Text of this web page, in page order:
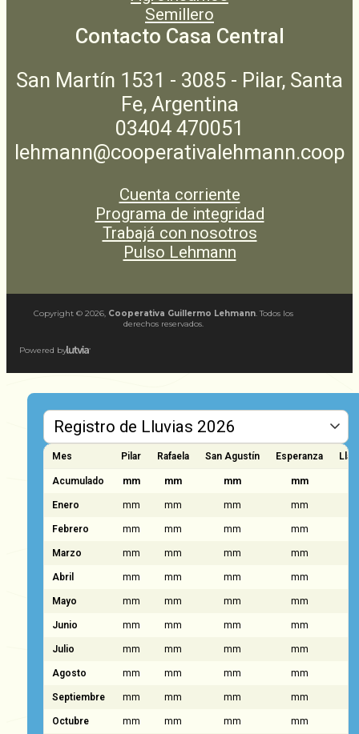
Semillero
Contacto Casa Central
San Martín 1531 - 3085 - Pilar, Santa
Fe, Argentina
03404 470051
lehmann@cooperativalehmann.coop
Cuenta corriente
Programa de integridad
Trabajá con nosotros
Pulso Lehmann
Copyright © 2026, Cooperativa Guillermo Lehmann. Todos los
derechos reservados.
Powered by
Mes Pilar Rafaela San Agustín Esperanza
Acumulado mm mm mm mm
Enero mm mm mm mm
Febrero mm mm mm mm
Marzo mm mm mm mm
Abril mm mm mm mm
Mayo mm mm mm mm
Junio mm mm mm mm
Julio mm mm mm mm
Agosto mm mm mm mm
Septiembre mm mm mm mm
Octubre mm mm mm mm